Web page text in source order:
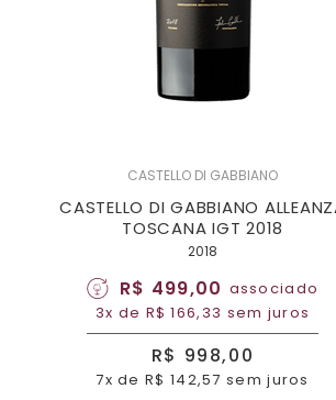
CASTELLO DI GABBIANO
CASTELLO DI GABBIANO
TOSCANA IGT 2018
2018
R$ 499,00 associado
3x de R$ 166,33 sem juros
R$ 998,00
7x de R$ 142,57 sem juros